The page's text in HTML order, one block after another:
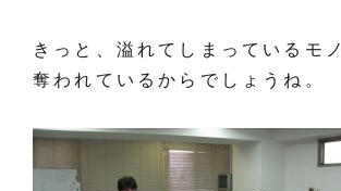
きっと、溢れてしまっているモ
奪われているからでしょうね。